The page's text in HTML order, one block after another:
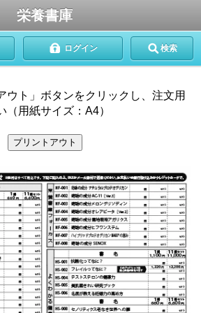
栄養書庫
ログイン 検索
ウト」ボタンをクリックし、注文用
用紙サイズ：A4）